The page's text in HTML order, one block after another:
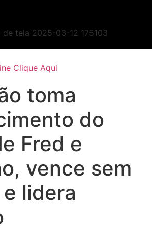
Clique Aqui
toma
do
Fred e
vence sem
lidera